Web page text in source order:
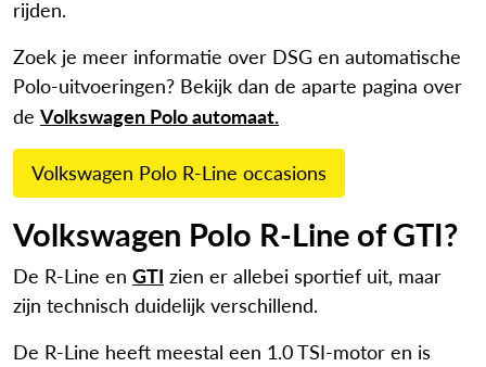
rijden.
Zoek je meer informatie over DSG en automatische
Polo-uitvoeringen? Bekijk dan de aparte pagina over
de Volkswagen Polo automaat.
Volkswagen Polo R-Line occasions
Volkswagen Polo R-Line of GTI?
De R-Line en GTI zien er allebei sportief uit, maar
zijn technisch duidelijk verschillend.
De R-Line heeft meestal een 1.0 TSI-motor en is